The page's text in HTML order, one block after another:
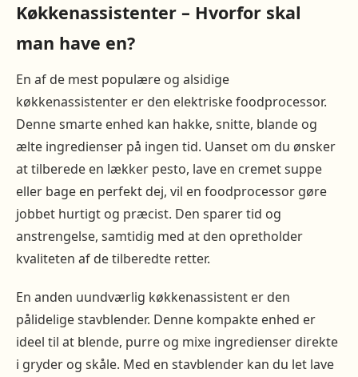
Køkkenassistenter – Hvorfor skal
man have en?
En af de mest populære og alsidige
køkkenassistenter er den elektriske foodprocessor.
Denne smarte enhed kan hakke, snitte, blande og
ælte ingredienser på ingen tid. Uanset om du ønsker
at tilberede en lækker pesto, lave en cremet suppe
eller bage en perfekt dej, vil en foodprocessor gøre
jobbet hurtigt og præcist. Den sparer tid og
anstrengelse, samtidig med at den opretholder
kvaliteten af de tilberedte retter.
En anden uundværlig køkkenassistent er den
pålidelige stavblender. Denne kompakte enhed er
ideel til at blende, purre og mixe ingredienser direkte
i gryder og skåle. Med en stavblender kan du let lave